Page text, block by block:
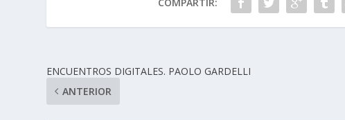
ENCUENTROS DIGITALES. PAOLO GARDELLI
ANTERIOR